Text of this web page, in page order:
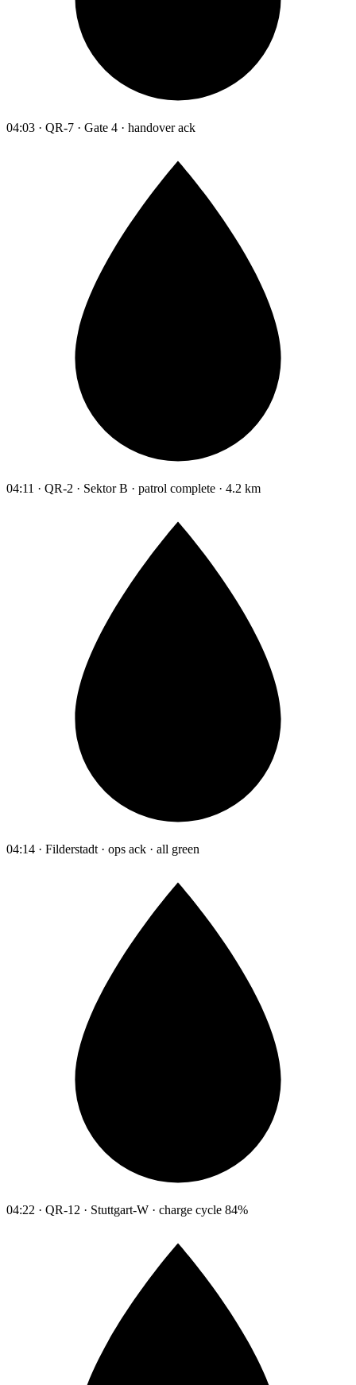
04:03 · QR-7 · Gate 4 · handover ack
04:11 · QR-2 · Sektor B · patrol complete · 4.2 km
04:14 · Filderstadt · ops ack · all green
04:22 · QR-12 · Stuttgart-W · charge cycle 84%